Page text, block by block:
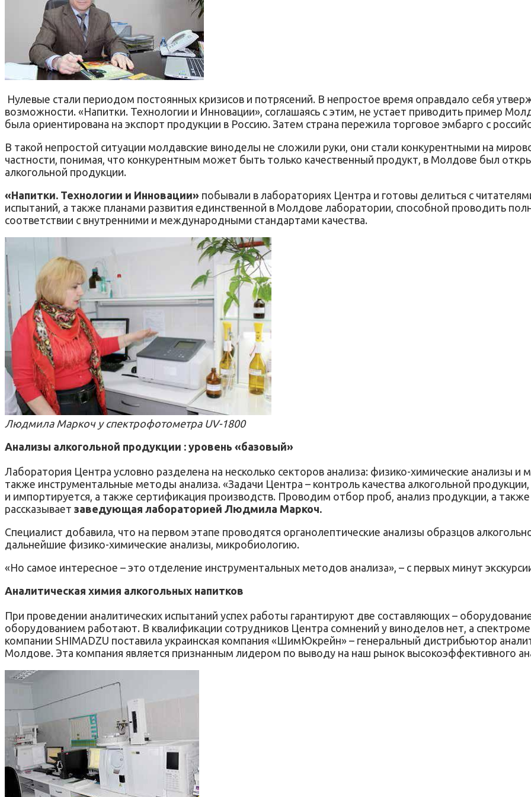
Нулевые стали периодом постоянных кризисов и потрясений. В непростое время оправдало себя
возможности. «Напитки. Технологии и Инновации», соглашаясь с этим, не устает приводить пример
была ориентирована на экспорт продукции в Россию. Затем страна пережила торговое эмбарго с
В такой непростой ситуации молдавские виноделы не сложили руки, они стали конкурентными на
частности, понимая, что конкурентным может быть только качественный продукт, в Молдове был
алкогольной продукции.
«Напитки. Технологии и Инновации» побывали в лабораториях Центра и готовы делиться с
испытаний, а также планами развития единственной в Молдове лаборатории, способной проводить
соответствии с внутренними и международными стандартами качества.
Людмила Маркоч у спектрофотометра UV-1800
Анализы алкогольной продукции : уровень «базовый»
Лаборатория Центра условно разделена на несколько секторов анализа: физико-химические анализы и
также инструментальные методы анализа. «Задачи Центра – контроль качества алкогольной
и импортируется, а также сертификация производств. Проводим отбор проб, анализ продукции, а
рассказывает заведующая лабораторией Людмила Маркоч.
Специалист добавила, что на первом этапе проводятся органолептические анализы образцов
дальнейшие физико-химические анализы, микробиологию.
«Но самое интересное – это отделение инструментальных методов анализа», – с первых минут
Аналитическая химия алкогольных напитков
При проведении аналитических испытаний успех работы гарантируют две составляющих –
оборудованием работают. В квалификации сотрудников Центра сомнений у виноделов нет, а
компании SHIMADZU поставила украинская компания «ШимЮкрейн» – генеральный дистрибьютор
Молдове. Эта компания является признанным лидером по выводу на наш рынок высокоэффективного